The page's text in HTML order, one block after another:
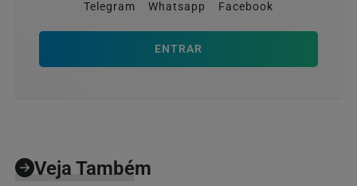
Telegram Whatsapp Facebook
ENTRAR
Veja Também